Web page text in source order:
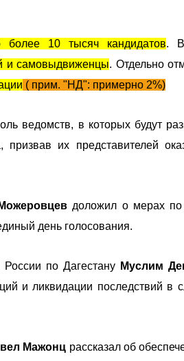
10 тысяч кандидатов. В
и самовыдвиженцы. Отдельно
( прим. "НД": примерно 2%)
ведомств, в которых будут
их представителей
доложил о мерах по
день голосования.
по Дагестану Муслим
и ликвидации последствий в
Мажонц рассказал об